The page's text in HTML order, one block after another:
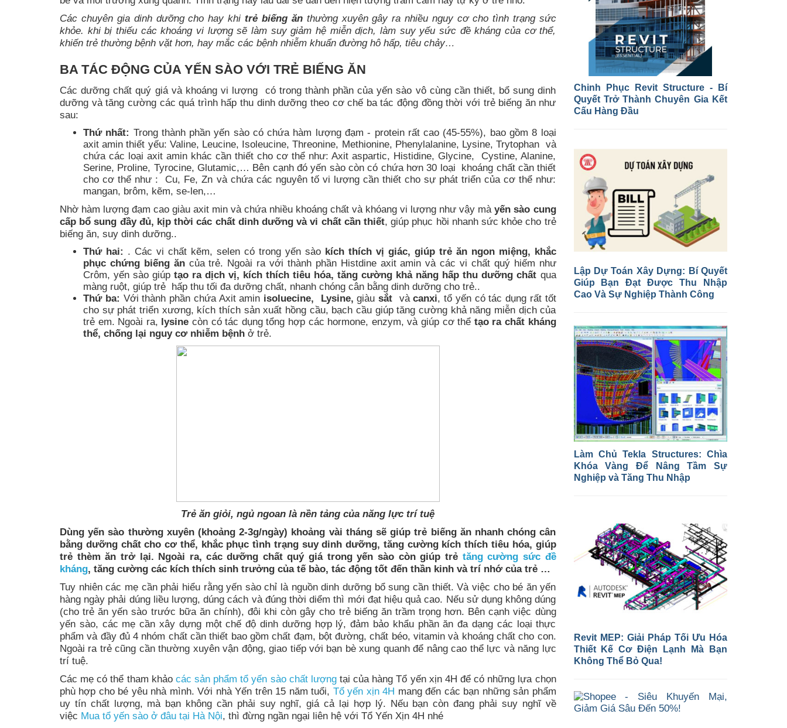
Các chuyên gia dinh dưỡng cho hay khitrẻ biếng ănthường xuyên gây ra nhiều nguy cơ cho tình trạng sức
khỏe. khi bị thiếu các khoáng vi lượng sẽ làm suy giảm hệ miễn dịch, làm suy yếu sức đề kháng của cơ thể,
khiến trẻ thường bệnh vặt hơn, hay mắc các bệnh nhiễm khuẩn đường hô hấp, tiêu chảy…
BA TÁC ĐỘNG CỦA YẾN SÀO VỚI TRẺ BIẾNG ĂN
Các dưỡng chất quý giá và khoáng vi lượng có trong thành phần của yến sào vô cùng cần thiết, bổ sung dinh
dưỡng và tăng cường các quá trình hấp thu dinh dưỡng theo cơ chế ba tác động đồng thời với trẻ biếng ăn như
sau:
Thứ nhất: Trong thành phần yến sào có chứa hàm lượng đạm - protein rất cao (45-55%), bao gồm 8 loại
axit amin thiết yếu: Valine, Leucine, Isoleucine, Threonine, Methionine, Phenylalanine, Lysine, Trytophan và
chứa các loại axit amin khác cần thiết cho cơ thể như: Axit aspartic, Histidine, Glycine, Cystine, Alanine,
Serine, Proline, Tyrocine, Glutamic,… Bên cạnh đó yến sào còn có chứa hơn 30 loại khoáng chất cần thiết
cho cơ thể như : Cu, Fe, Zn và chứa các nguyên tố vi lượng cần thiết cho sự phát triển của cơ thể như:
mangan, brôm, kẽm, se-len,…
Nhờ hàm lượng đạm cao giàu axit min và chứa nhiều khoáng chất và khóang vi lượng như vậy màyến sào cung
cấp bổ sung đầy đủ, kịp thời các chất dinh dưỡng và vi chất cần thiết, giúp phục hồi nhanh sức khỏe cho trẻ
biếng ăn, suy dinh dưỡng..
Thứ hai: . Các vi chất kẽm, selen có trong yến sào kích thích vị giác, giúp trẻ ăn ngon miệng, khắc
phục chứng biếng ăncủa trẻ. Ngoài ra với thành phần Histdine axit amin và các vi chất quý hiếm như
Crôm, yến sào giúptạo ra dịch vị, kích thích tiêu hóa, tăng cường khả năng hấp thu dưỡng chất qua
màng ruột, giúp trẻ hấp thu tối đa dưỡng chất, nhanh chóng cân bằng dinh dưỡng cho trẻ..
Thứ ba: Với thành phần chứa Axit amin isoluecine, Lysine,giàu sắt vàcanxi, tổ yến có tác dụng rất tốt
cho sự phát triển xương, kích thích sản xuất hồng cầu, bạch cầu giúp tăng cường khả năng miễn dịch của
trẻ em. Ngoài ra, lysine còn có tác dụng tổng hợp các hormone, enzym, và giúp cơ thể tạo ra chất kháng
thể, chống lại nguy cơ nhiễm bệnh ở trẻ.
Trẻ ăn giỏi, ngủ ngoan là nền tảng của năng lực trí tuệ
Dùng yến sào thường xuyên (khoảng 2-3g/ngày) khoảng vài tháng sẽ giúp trẻ biếng ăn nhanh chóng cân
bằng dưỡng chất cho cơ thể, khắc phục tình trạng suy dinh dưỡng, tăng cường kích thích tiêu hóa, giúp
trẻ thèm ăn trở lại. Ngoài ra, các dưỡng chất quý giá trong yến sào còn giúp trẻ tăng cường sức đề
kháng, tăng cường các kích thích sinh trưởng của tế bào, tác động tốt đến thần kinh và trí nhớ của trẻ …
Tuy nhiên các mẹ cần phải hiểu rằng yến sào chỉ là nguồn dinh dưỡng bổ sung cần thiết. Và việc cho bé ăn yến
hàng ngày phải dúng liều lượng, dúng cách và đúng thời diểm thì mới đạt hiệu quả cao. Nếu sử dụng không dúng
(cho trẻ ăn yến sào trước bữa ăn chính), đôi khi còn gây cho trẻ biếng ăn trầm trọng hơn. Bên cạnh việc dùng
yến sào, các mẹ cần xây dựng một chế độ dinh dưỡng hợp lý, đảm bảo khẩu phần ăn đa dạng các loại thực
phẩm và đầy đủ 4 nhóm chất cần thiết bao gồm chất đạm, bột đường, chất béo, vitamin và khoáng chất cho con.
Ngoài ra trẻ cũng cần thường xuyên vận động, giao tiếp với bạn bè xung quanh để nâng cao thể lực và năng lực
trí tuệ.
Các mẹ có thể tham khảo các sản phẩm tổ yến sào chất lượngtại của hàng Tổ yến xịn 4H để có những lựa chọn
phù hợp cho bé yêu nhà mình. Với nhà Yến trên 15 năm tuổi, Tổ yến xịn 4H mang đến các bạn những sản phẩm
uy tín chất lượng, mà bạn không cần phải suy nghĩ, giá cả lại hợp lý. Nếu bạn còn đang phải suy nghĩ về
việc Mua tổ yến sào ở đâu tại Hà Nội, thì đừng ngần ngại liên hệ với Tổ Yến Xịn 4H nhé
Chinh Phục Revit Structure - Bí
Quyết Trở Thành Chuyên Gia Kết
Cấu Hàng Đầu
Lập Dự Toán Xây Dựng: Bí Quyết
Giúp Bạn Đạt Được Thu Nhập
Cao Và Sự Nghiệp Thành Công
Làm Chủ Tekla Structures: Chìa
Khóa Vàng Để Nâng Tầm Sự
Nghiệp và Tăng Thu Nhập
Revit MEP: Giải Pháp Tối Ưu Hóa
Thiết Kế Cơ Điện Lạnh Mà Bạn
Không Thể Bỏ Qua!